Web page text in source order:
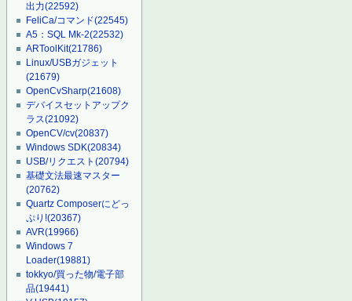
出力(22592)
FeliCa/コマンド(22545)
A5：SQL Mk-2(22532)
ARToolKit(21786)
Linux/USBガジェット
(21679)
OpenCvSharp(21608)
デバイスセットアップク
ラス(21092)
OpenCV/cv(20837)
Windows SDK(20834)
USB/リクエスト(20794)
基礎文法最速マスター
(20762)
Quartz Composerにどっ
ぷり!(20367)
AVR(19966)
Windows 7
Loader(19881)
tokkyo/買った物/電子部
品(19441)